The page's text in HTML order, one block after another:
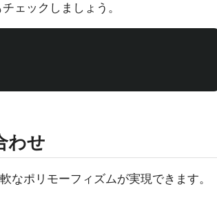
ェックしましょう。
わせ
ポリモーフィズムが実現できます。